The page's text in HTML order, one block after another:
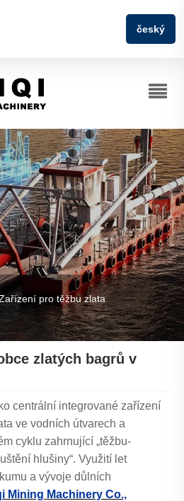
český
pro těžbu zlata
zlatých bagrů v
centrální integrované zařízení
ve vodních útvarech a
cyklu zahrnující „těžbu-
hlušiny“. Využití let
a vývoje důlních
Mining Machinery Co.,